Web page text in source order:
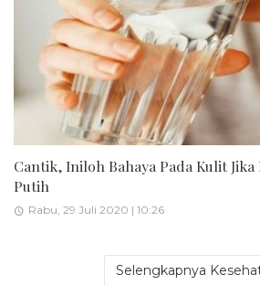
Cantik, Iniloh Bahaya Pada Kulit
Putih
Rabu, 29 Juli 2020 | 10:26
Selengkapnya